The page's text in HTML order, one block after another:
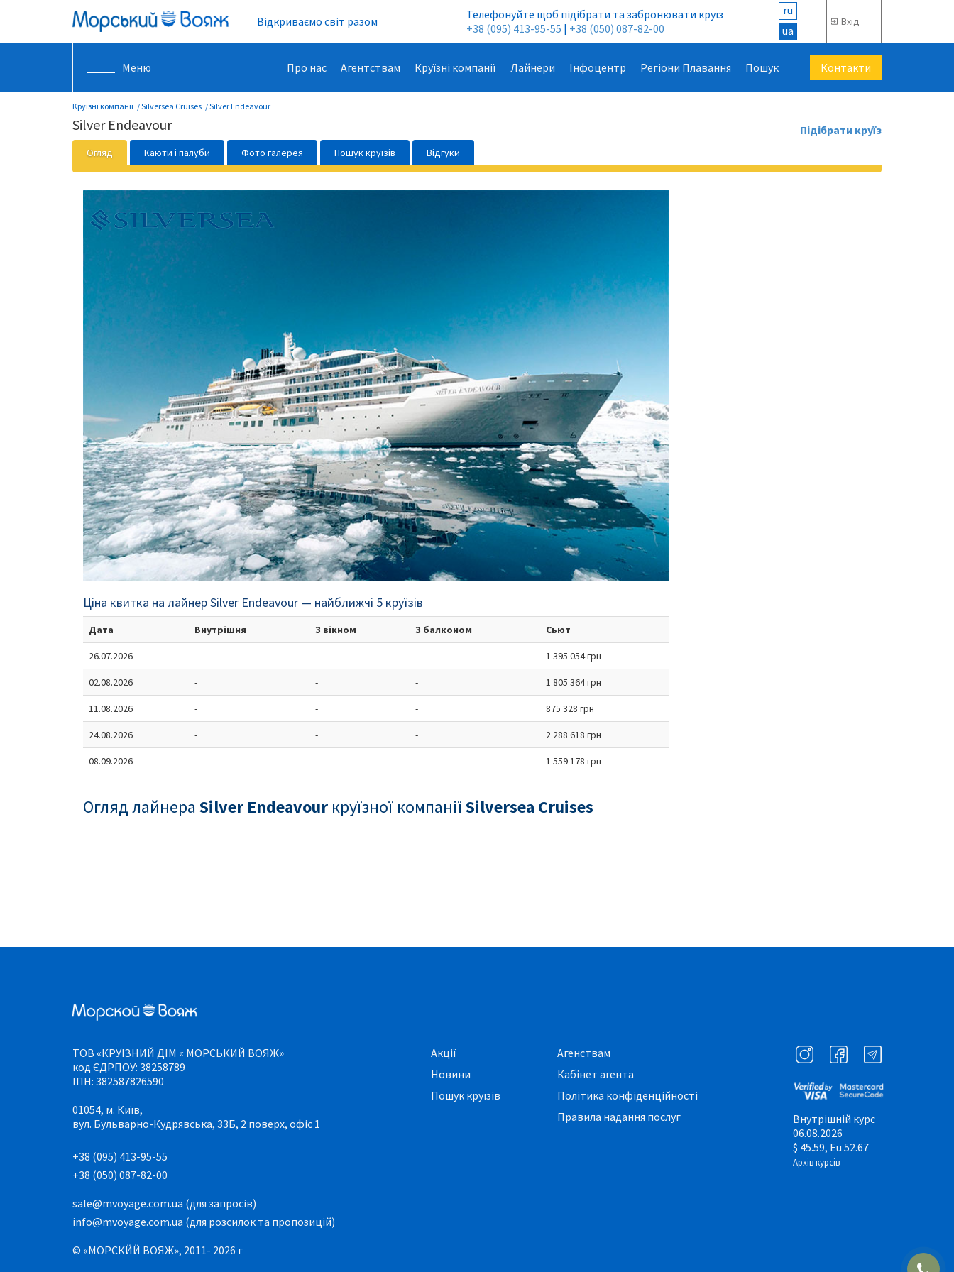
Відкриваємо світ разом
Телефонуйте щоб підібрати та забронювати круїз
+38 (095) 413-95-55 | +38 (050) 087-82-00
ru
ua
Вхід
Меню Про нас Агентствам Круїзні компанії Лайнери Інфоцентр Регіони Плавання Пошук Контакти
Круїзні компанії Silversea Cruises Silver Endeavour
Silver Endeavour Підібрати круїз
Огляд Каюти і палуби Фото галерея Пошук круїзів Відгуки
Ціна квитка на лайнер Silver Endeavour — найближчі 5 круїзів
Дата Внутрішня З вікном З балконом Сьют
26.07.2026 - - - 1 395 054 грн
02.08.2026 - - - 1 805 364 грн
11.08.2026 - - - 875 328 грн
24.08.2026 - - - 2 288 618 грн
08.09.2026 - - - 1 559 178 грн
Огляд лайнера Silver Endeavour круїзної компаніїSilversea Cruises
ТОВ «КРУЇЗНИЙ ДІМ « МОРСЬКИЙ ВОЯЖ»
код ЄДРПОУ: 38258789
ІПН: 382587826590
01054, м. Київ,
вул. Бульварно-Кудрявська, 33Б, 2 поверх, офіс 1
+38 (095) 413-95-55
+38 (050) 087-82-00
sale@mvoyage.com.ua (для запросів)
info@mvoyage.com.ua (для розсилок та пропозицій)
© «МОРСКЙЙ ВОЯЖ», 2011- 2026 г
Акції
Новини
Пошук круїзів
Агенствам
Кабінет агента
Політика конфіденційності
Правила надання послуг
Внутрішній курс
06.08.2026
$ 45.59, Eu 52.67
Архів курсів